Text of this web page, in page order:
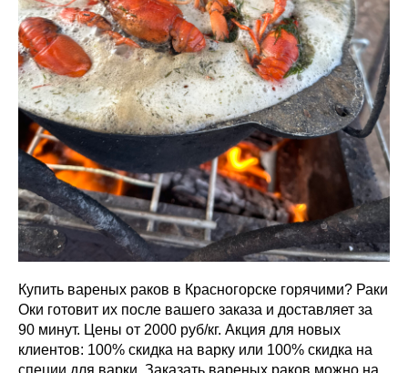
Купить вареных раков в Красногорске горячими? Раки
Оки готовит их после вашего заказа и доставляет за
90 минут. Цены от 2000 руб/кг. Акция для новых
клиентов: 100% скидка на варку или 100% скидка на
специи для варки. Заказать вареных раков можно на